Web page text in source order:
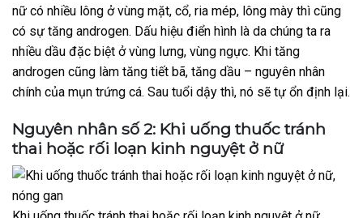
nữ có nhiều lông ở vùng mặt, cổ, ria mép, lông mày thì cũng
có sự tăng androgen. Dấu hiệu điển hình là da chúng ta ra
nhiều dầu đặc biệt ở vùng lưng, vùng ngực. Khi tăng
androgen cũng làm tăng tiết bã, tăng dầu – nguyên nhân
chính của mụn trứng cá. Sau tuổi dậy thì, nó sẽ tự ổn định lại.
Nguyên nhân số 2: Khi uống thuốc tránh
thai hoặc rối loạn kinh nguyệt ở nữ